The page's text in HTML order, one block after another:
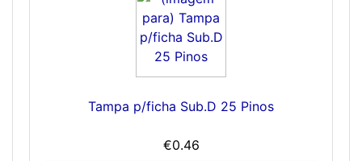
Tampa p/ficha Sub.D 25 Pinos
€0.46